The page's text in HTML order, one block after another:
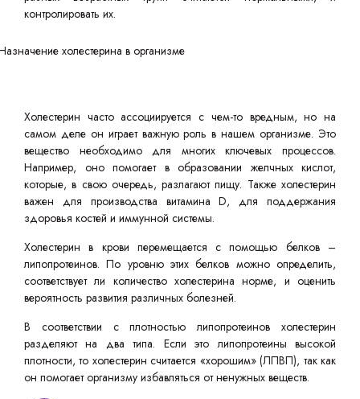
контролировать их.
Холестерин часто ассоциируется с чем-то вредным, но на
самом деле он играет важную роль в нашем организме. Это
вещество необходимо для многих ключевых процессов.
Например, оно помогает в образовании желчных кислот,
которые, в свою очередь, разлагают пищу. Также холестерин
важен для производства витамина D, для поддержания
здоровья костей и иммунной системы.
Холестерин в крови перемещается с помощью белков –
липопротеинов. По уровню этих белков можно определить,
соответствует ли количество холестерина норме, и оценить
вероятность развития различных болезней.
В соответствии с плотностью липопротеинов холестерин
разделяют на два типа. Если это липопротеины высокой
плотности, то холестерин считается «хорошим» (ЛПВП), так как
он помогает организму избавляться от ненужных веществ.